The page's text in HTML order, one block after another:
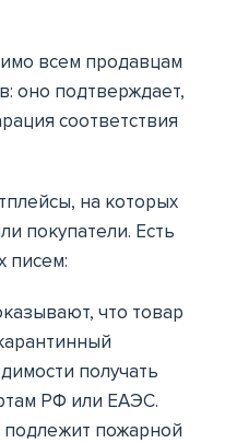
всем продавцам
оно подтверждает,
соответствия
на которых
покупатели. Есть
писем:
что товар
получать
РФ или ЕАЭС.
пожарной